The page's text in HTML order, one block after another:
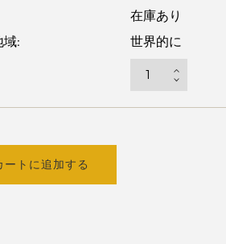
在庫あり
域:
世界的に
ートに追加する